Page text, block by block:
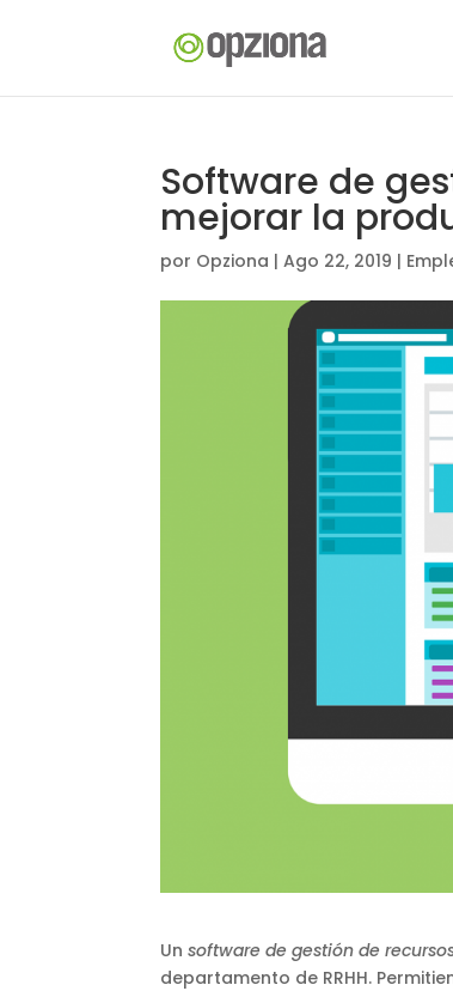
Software de
mejorar la
por Opziona |Ago 22, 2019 |
Unsoftware de gestión de
departamento de RRHH.